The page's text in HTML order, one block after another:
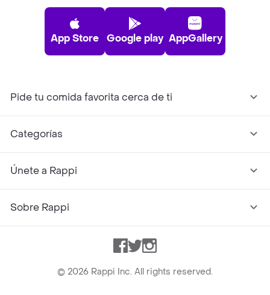
App Store Google play AppGallery
Pide tu comida favorita cerca de ti
Categorías
Únete a Rappi
Sobre Rappi
Facebook
TwitterInstagram
© 2026 Rappi Inc. All rights reserved.